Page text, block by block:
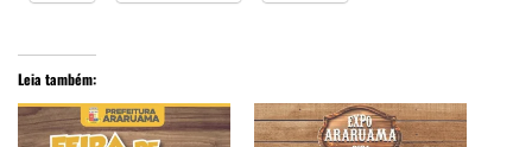
Leia também: